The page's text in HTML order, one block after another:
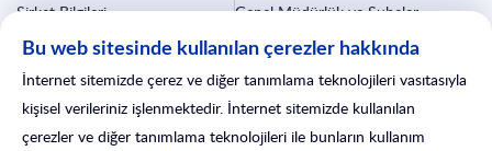
Şirket Bilgileri
Özel Durum Açıklamaları
Kurumsal Yönetim
Yatırımcı İlişkileri Formu
Genel Müdürlük ve Şubeler
Fatura ve Tebligat Bilgileri
Sigorta İşlemleri
Satış Sonrası Hizmetler
Bu web sitesinde kullanılan çerezler hakkında
İnternet sitemizde çerez ve diğer tanımlama teknolojileri vasıtasıyla
kişisel verileriniz işlenmektedir. İnternet sitemizde kullanılan
çerezler ve diğer tanımlama teknolojileri ile bunların kullanım